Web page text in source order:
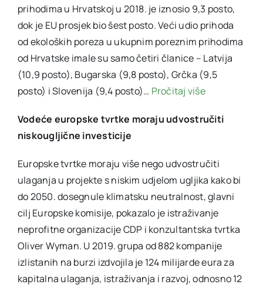
prihodima u Hrvatskoj u 2018. je iznosio 9,3 posto,
dok je EU prosjek bio šest posto. Veći udio prihoda
od ekoloških poreza u ukupnim poreznim prihodima
od Hrvatske imale su samo četiri članice – Latvija
(10,9 posto), Bugarska (9,8 posto), Grčka (9,5
posto) i Slovenija (9,4 posto)… Pročitaj više
Vodeće europske tvrtke moraju udvostručiti
niskougljične investicije
Europske tvrtke moraju više nego udvostručiti
ulaganja u projekte s niskim udjelom ugljika kako bi
do 2050. dosegnule klimatsku neutralnost, glavni
cilj Europske komisije, pokazalo je istraživanje
neprofitne organizacije CDP i konzultantska tvrtka
Oliver Wyman. U 2019. grupa od 882 kompanije
izlistanih na burzi izdvojila je 124 milijarde eura za
kapitalna ulaganja, istraživanja i razvoj, odnosno 12